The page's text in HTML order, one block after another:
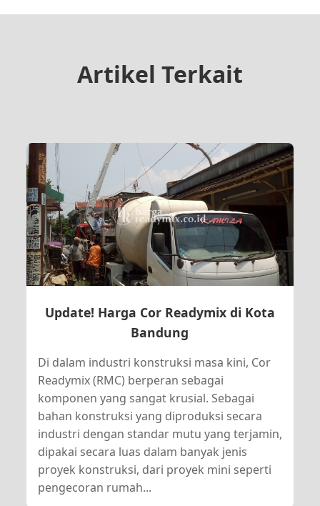
Artikel Terkait
Update! Harga Cor Readymix di Kota
Bandung
Di dalam industri konstruksi masa kini, Cor
Readymix (RMC) berperan sebagai
komponen yang sangat krusial. Sebagai
bahan konstruksi yang diproduksi secara
industri dengan standar mutu yang terjamin,
dipakai secara luas dalam banyak jenis
proyek konstruksi, dari proyek mini seperti
pengecoran rumah...